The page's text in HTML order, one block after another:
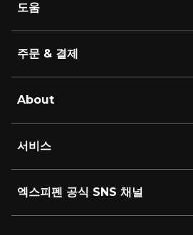
도움
주문 & 결제
About
서비스
엑스피펜 공식 SNS 채널